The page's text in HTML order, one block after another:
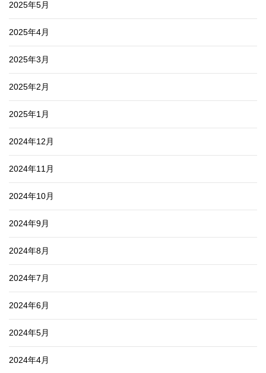
2025年5月
2025年4月
2025年3月
2025年2月
2025年1月
2024年12月
2024年11月
2024年10月
2024年9月
2024年8月
2024年7月
2024年6月
2024年5月
2024年4月